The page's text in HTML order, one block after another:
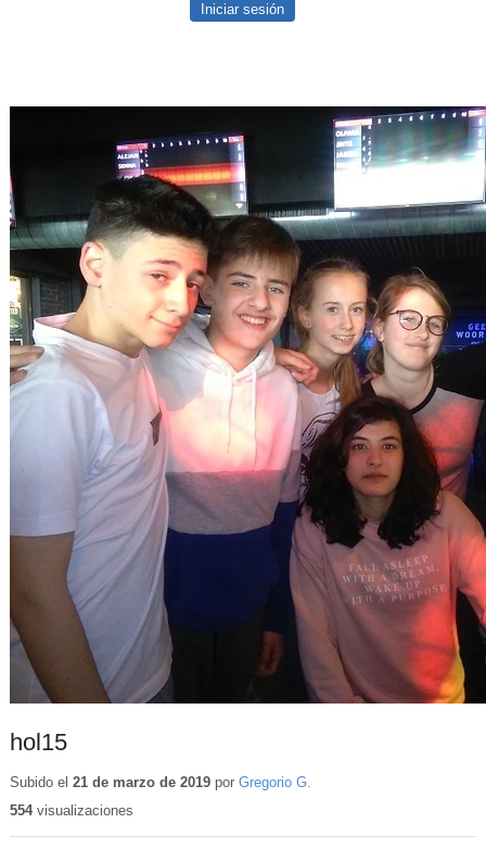
Iniciar sesión
hol15
Subido el 21 de marzo de 2019por Gregorio G.
554visualizaciones